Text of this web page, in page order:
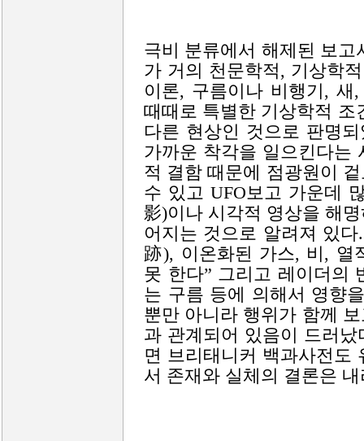
극비 분류에서 해제된 보고
가 거의 천문학적, 기상학
이론, 구름이나 비행기,
때때로 특별한 기상학적
다른 현상인 것으로 판명
가까운 착각을 일으킨다는
적 결함 때문에 점광원이
수 있고 UFO보고 가운데
影)이나 시각적 영상을 해
어지는 것으로 알려져 있
跡), 이온화된 가스, 비, 열
못 한다” 그리고 레이더의
는 구름 등에 의해서 영향
뿐만 아니라 행위가 함께
과 관계되어 있음이 드러
면 브리태니커 백과사전도
서 존재와 실체의 결론은